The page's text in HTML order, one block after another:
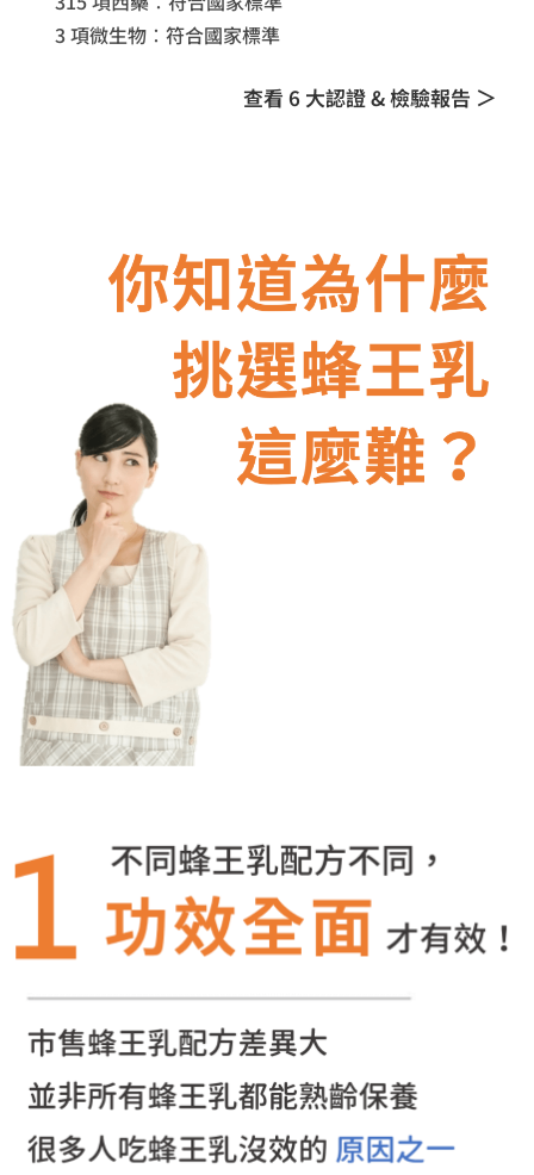
3 項微生物 ：符合國家標準
查看 6 大認證 & 檢驗報告 ＞